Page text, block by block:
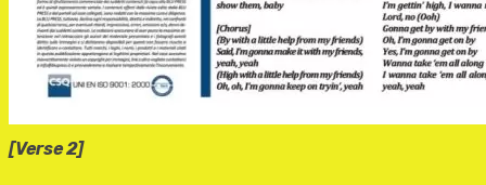
[Verse 2]